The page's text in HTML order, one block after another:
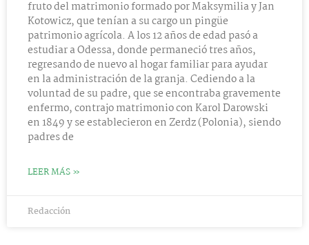
fruto del matrimonio formado por Maksymilia y Jan
Kotowicz, que tenían a su cargo un pingüe
patrimonio agrícola. A los 12 años de edad pasó a
estudiar a Odessa, donde permaneció tres años,
regresando de nuevo al hogar familiar para ayudar
en la administración de la granja. Cediendo a la
voluntad de su padre, que se encontraba gravemente
enfermo, contrajo matrimonio con Karol Darowski
en 1849 y se establecieron en Zerdz (Polonia), siendo
padres de
LEER MÁS »
Redacción